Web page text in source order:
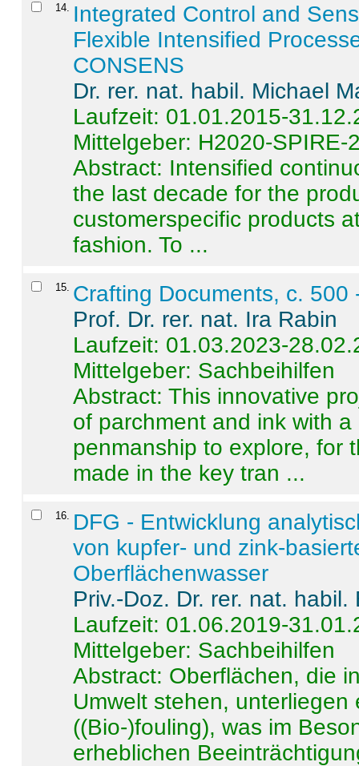
14
Integrated Control and
Flexible Intensified
CONSENS
Dr. rer. nat. habil. Michael
Laufzeit: 01.01.2015-
Mittelgeber: H2020-SPIRE-
Abstract: Intensified
the last decade for the
customerspecific products
fashion. To ...
15 Crafting Documents, c. 500
Prof. Dr. rer. nat. Ira Rabin
Laufzeit: 01.03.2023-
Mittelgeber: Sachbeihilfen
Abstract:This innovative
of parchment and ink with
penmanship to explore, for
made in the key tran ...
16
DFG - Entwicklung
von kupfer- und zink-
Oberflächenwasser
Priv.-Doz. Dr. rer. nat.
Laufzeit: 01.06.2019-
Mittelgeber: Sachbeihilfen
Abstract: Oberflächen, die
Umwelt stehen,
((Bio-)fouling), was im
erheblichen